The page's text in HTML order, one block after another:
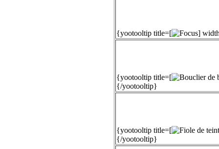
{yootooltip title=[ ]
{yootooltip title=[
{/yootooltip}
{yootooltip title=[
{/yootooltip}